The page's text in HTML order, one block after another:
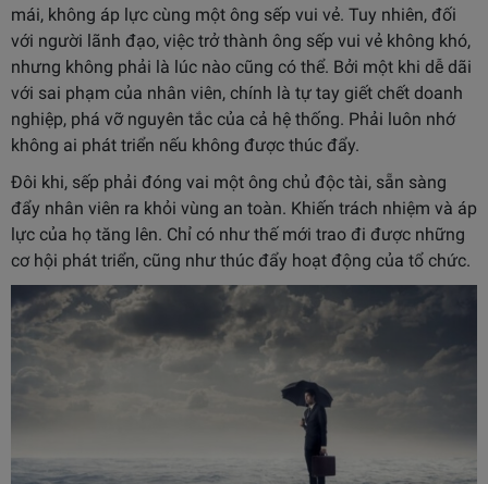
mái, không áp lực cùng một ông sếp vui vẻ. Tuy nhiên, đối
với người lãnh đạo, việc trở thành ông sếp vui vẻ không khó,
nhưng không phải là lúc nào cũng có thể. Bởi một khi dễ dãi
với sai phạm của nhân viên, chính là tự tay giết chết doanh
nghiệp, phá vỡ nguyên tắc của cả hệ thống. Phải luôn nhớ
không ai phát triển nếu không được thúc đẩy.
Đôi khi, sếp phải đóng vai một ông chủ độc tài, sẵn sàng
đẩy nhân viên ra khỏi vùng an toàn. Khiến trách nhiệm và áp
lực của họ tăng lên. Chỉ có như thế mới trao đi được những
cơ hội phát triển, cũng như thúc đẩy hoạt động của tổ chức.